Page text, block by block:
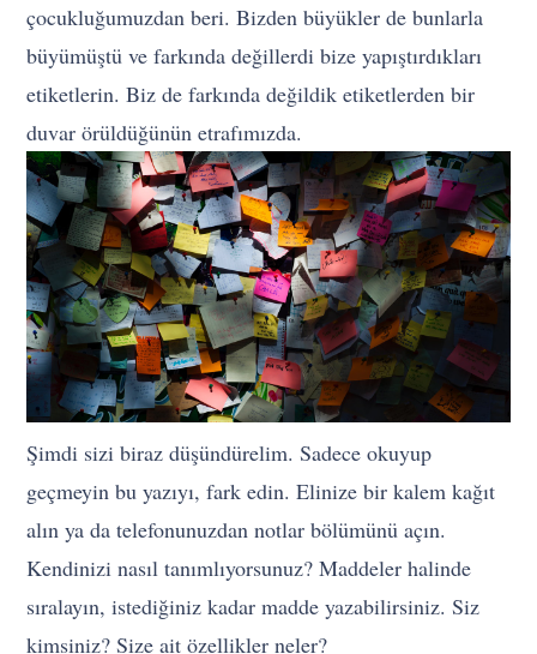
çocukluğumuzdan beri. Bizden büyükler de bunlarla
büyümüştü ve farkında değillerdi bize yapıştırdıkları
etiketlerin. Biz de farkında değildik etiketlerden bir
duvar örüldüğünün etrafımızda.
Şimdi sizi biraz düşündürelim. Sadece okuyup
geçmeyin bu yazıyı, fark edin. Elinize bir kalem kağıt
alın ya da telefonunuzdan notlar bölümünü açın.
Kendinizi nasıl tanımlıyorsunuz? Maddeler halinde
sıralayın, istediğiniz kadar madde yazabilirsiniz. Siz
kimsiniz? Size ait özellikler neler?